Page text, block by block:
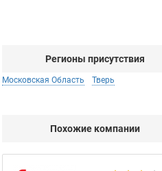
Регионы присутствия
Московская Область Тверь
Похожие компании